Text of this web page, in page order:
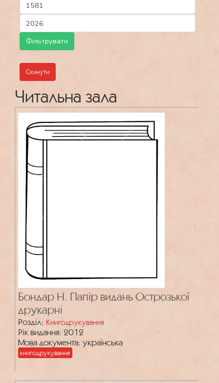
Скинути
Читальна зала
Бондар Н. Папір видань Острозької
друкарні
Розділ: Книгодрукування
Рік видання: 2012
Мова документа: українська
книгодрукування